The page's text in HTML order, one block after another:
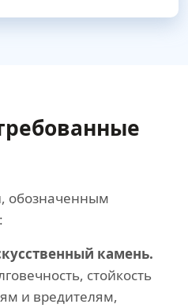
обозначенным
камень.
стойкость
и вредителям,